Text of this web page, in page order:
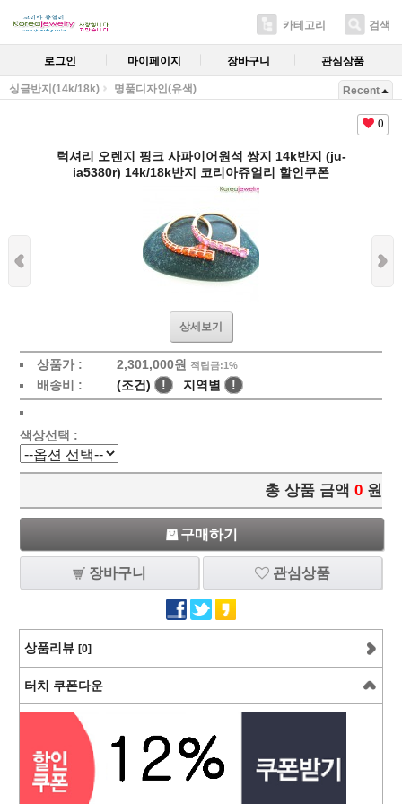
카테고리 검색
로그인 마이페이지 장바구니 관심상품
싱글반지(14k/18k) 명품디자인(유색) Recent
0
럭셔리 오렌지 핑크 사파이어원석 쌍지 14k반지 (ju-
ia5380r) 14k/18k반지 코리아쥬얼리 할인쿠폰
상세보기
상품가 : 2,301,000원 적립금:1%
배송비 : (조건) ! 지역별 !
색상선택 :
총 상품 금액 0 원
구매하기
장바구니 관심상품
상품리뷰 [0]
터치 쿠폰다운